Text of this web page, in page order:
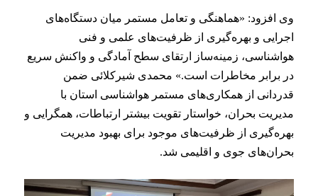
وی افزود: «هماهنگی و تعامل مستمر میان دستگاه‌های
اجرایی و بهره‌گیری از ظرفیت‌های علمی و فنی
هواشناسی، زمینه‌ساز ارتقای سطح آمادگی و واکنش سریع
در برابر مخاطرات است.» محمدی شیرکلائی ضمن
قدردانی از همکاری‌های مستمر هواشناسی استان با
مدیریت بحران، خواستار تقویت بیشتر ارتباطات، همگرایی و
بهره‌گیری از ظرفیت‌های موجود برای بهبود مدیریت
بحران‌های جوی و اقلیمی شد.